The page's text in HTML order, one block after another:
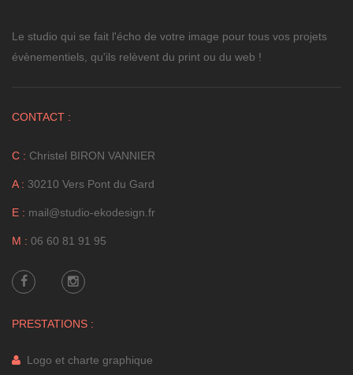
Le studio qui se fait l'écho de votre image pour tous vos projets
évènementiels, qu'ils relèvent du print ou du web !
CONTACT :
C : Christel BIRON VANNIER
A : 30210 Vers Pont du Gard
E : mail@studio-ekodesign.fr
M : 06 60 81 91 95
PRESTATIONS :
Logo et charte graphique